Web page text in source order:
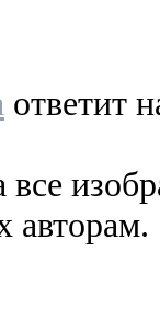
ответит
авторам.